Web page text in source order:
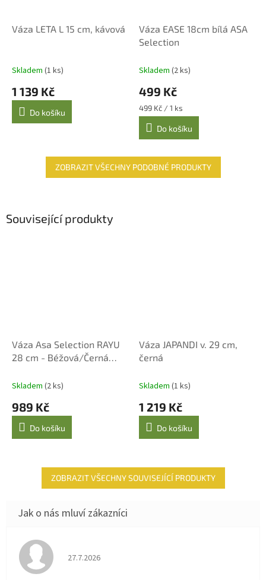
Váza LETA L 15 cm, kávová
Skladem (1 ks)
1 139 Kč
Do košíku
Váza EASE 18cm bílá ASA
Selection
Skladem (2 ks)
499 Kč
Měrná
cena:
499 Kč / 1 ks
Do košíku
ZOBRAZIT VŠECHNY PODOBNÉ PRODUKTY
Související produkty
Váza Asa Selection RAYU
28 cm - Béžová/Černá
Skladem (2 ks)
989 Kč
Do košíku
Váza JAPANDI v. 29 cm,
černá
Skladem (1 ks)
1 219 Kč
Do košíku
ZOBRAZIT VŠECHNY SOUVISEJÍCÍ PRODUKTY
Hodnocení obchodu je 4 z 5 hvězdiček.
27.7.2026